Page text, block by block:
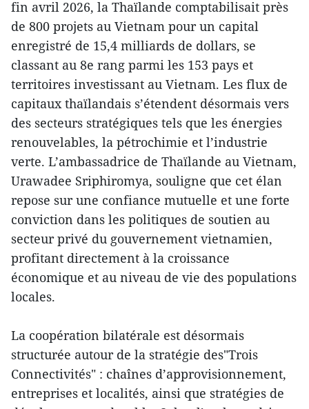
fin avril 2026, la Thaïlande comptabilisait près
de 800 projets au Vietnam pour un capital
enregistré de 15,4 milliards de dollars, se
classant au 8e rang parmi les 153 pays et
territoires investissant au Vietnam. Les flux de
capitaux thaïlandais s’étendent désormais vers
des secteurs stratégiques tels que les énergies
renouvelables, la pétrochimie et l’industrie
verte. L’ambassadrice de Thaïlande au Vietnam,
Urawadee Sriphiromya, souligne que cet élan
repose sur une confiance mutuelle et une forte
conviction dans les politiques de soutien au
secteur privé du gouvernement vietnamien,
profitant directement à la croissance
économique et au niveau de vie des populations
locales.
La coopération bilatérale est désormais
structurée autour de la stratégie des"Trois
Connectivités" : chaînes d’approvisionnement,
entreprises et localités, ainsi que stratégies de